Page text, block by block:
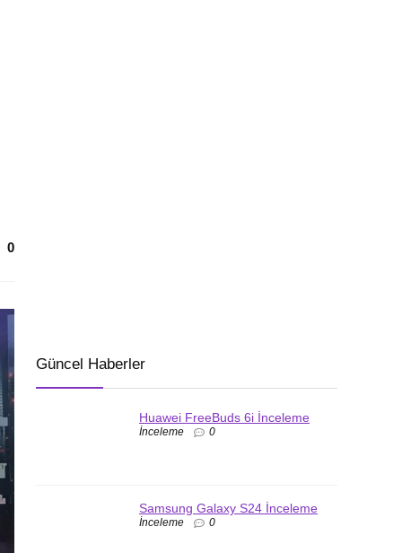
0
Güncel Haberler
Huawei FreeBuds 6i İnceleme
İnceleme 0
Samsung Galaxy S24 İnceleme
İnceleme 0